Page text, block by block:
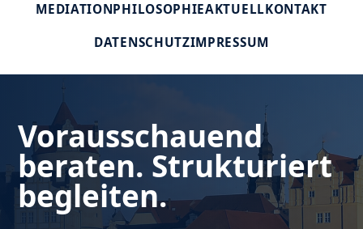
MEDIATIONPHILOSOPHIEAKTUELLKONTAKT
DATENSCHUTZIMPRESSUM
Vorausschauend
beraten. Strukturiert
begleiten.